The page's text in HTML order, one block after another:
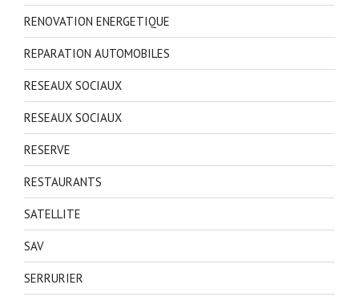
RENOVATION ENERGETIQUE
REPARATION AUTOMOBILES
RESEAUX SOCIAUX
RESEAUX SOCIAUX
RESERVE
RESTAURANTS
SATELLITE
SAV
SERRURIER